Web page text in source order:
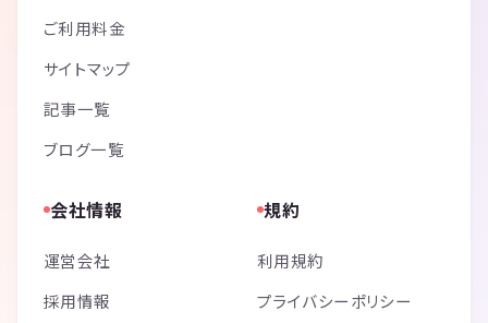
ご利用料金
サイトマップ
記事一覧
ブログ一覧
会社情報
運営会社
採用情報
規約
利用規約
プライバシーポリシー